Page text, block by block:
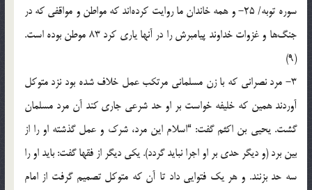
سوره توبه/ 25- و همه خاندان ما روايت كرده‌اند كه مواطن و مواقفي كه در
جنگ‌ها و غزوات خداوند پيامبرش را در آنها ياري كرد 83 موطن بوده است.
(9)
3- مرد نصراني كه با زن مسلماني مرتكب عمل خلاف شده بود نزد متوكل
آوردند همين كه خليفه خواست بر او حد شرعي جاري كند آن مرد مسلمان
گشت. يحيي بن اكثم گفت: “اسلام اين مرد، شرك و عمل گذشته او را از
بين برد (و ديگر حدي بر او اجرا نبايد گردد). يكي ديگر از فقها گفت: بايد او را
سه حد بزنند. و هر يك فتوايي داد تا آن كه متوكل تصميم گرفت از امام